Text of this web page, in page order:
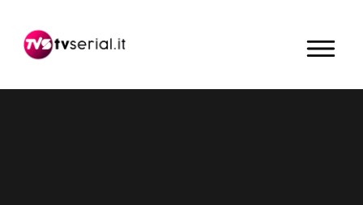
navigazione
contenuto
barra
primaria
MENU